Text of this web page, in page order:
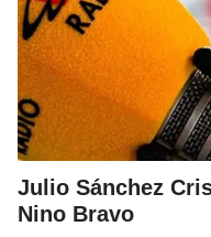
Julio Sánchez
Nino Bravo